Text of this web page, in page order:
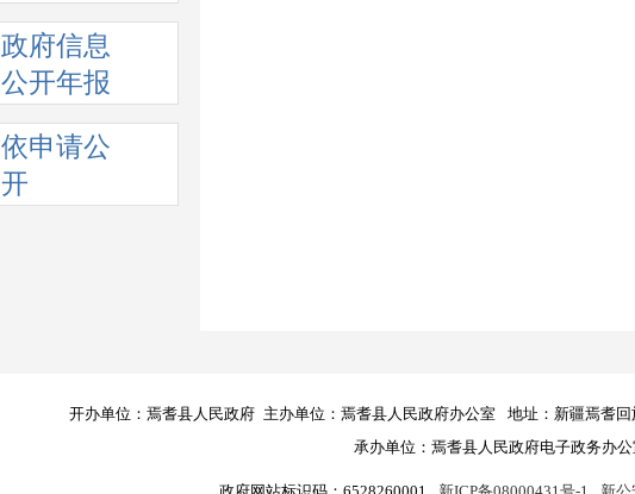
政府信息
公开年报
依申请公
开
开办单位：焉耆县人民政府 主办单位：焉耆县人民政府办公室 地址：新疆焉耆
承办单位：焉耆县人民政府电子政务办